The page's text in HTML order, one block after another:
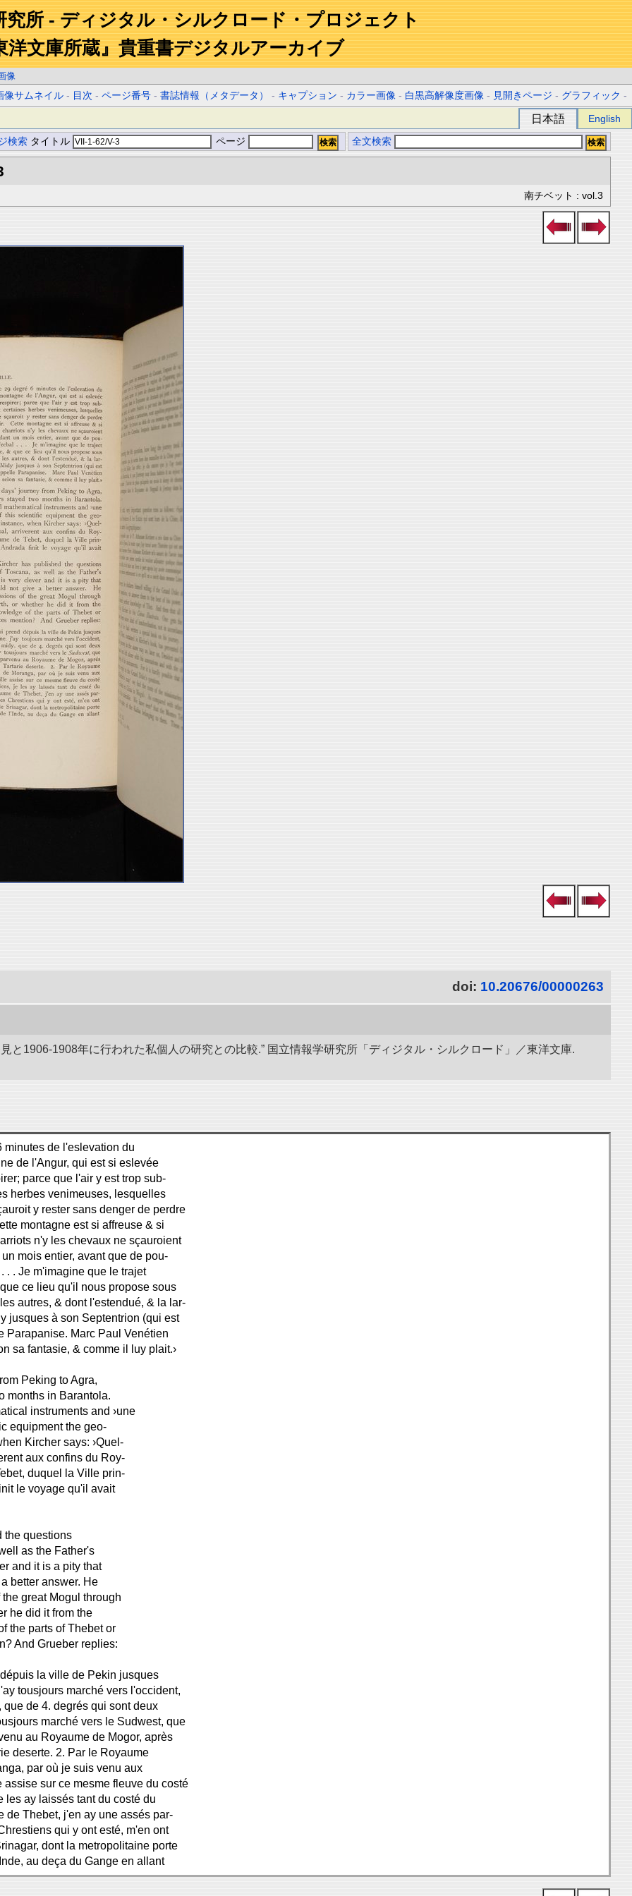
究所 - ディジタル・シルクロード・プロジェクト
洋文庫所蔵』貴重書デジタルアーカイブ
像
像サムネイル - 目次 -ページ番号 -書誌情報（メタデータ） - キャプション - カラー画像 - 白黒高解像度画像 - 見開きページ - グラフィック -
日本語 English
検索 タイトル ページ 全文検索
南チベット : vol.3
doi: 10.20676/00000263
と1906-1908年に行われた私個人の研究との比較.” 国立情報学研究所「ディジタル・シルクロード」／東洋文庫.
minutes de l'eslevation du
de l'Angur, qui est si eslevée
parce que l'air y est trop sub-
herbes venimeuses, lesquelles
y rester sans denger de perdre
montagne est si affreuse & si
n'y les chevaux ne sçauroient
mois entier, avant que de pou-
. . Je m'imagine que le trajet
ce lieu qu'il nous propose sous
autres, & dont l'estendué, & la lar-
jusques à son Septentrion (qui est
Parapanise. Marc Paul Venétien
sa fantasie, & comme il luy plait.›
Peking to Agra,
months in Barantola.
instruments and ›une
equipment the geo-
Kircher says: ›Quel-
aux confins du Roy-
duquel la Ville prin-
le voyage qu'il avait
the questions
as the Father's
and it is a pity that
better answer. He
great Mogul through
he did it from the
the parts of Thebet or
And Grueber replies:
la ville de Pekin jusques
tousjours marché vers l'occident,
de 4. degrés qui sont deux
marché vers le Sudwest, que
au Royaume de Mogor, après
deserte. 2. Par le Royaume
par où je suis venu aux
sur ce mesme fleuve du costé
les ay laissés tant du costé du
de Thebet, j'en ay une assés par-
qui y ont esté, m'en ont
dont la metropolitaine porte
au deça du Gange en allant